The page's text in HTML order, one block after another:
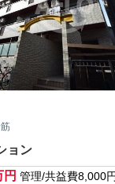
ョン
円 管理/共益費8,000円